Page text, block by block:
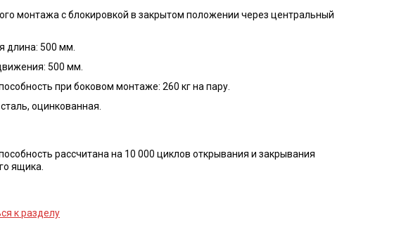
монтажа с блокировкой в закрытом положении через центральный
длина: 500 мм.
500 мм.
при боковом монтаже: 260 кг на пару.
оцинкованная.
рассчитана на 10 000 циклов открывания и закрывания
ящика.
к разделу